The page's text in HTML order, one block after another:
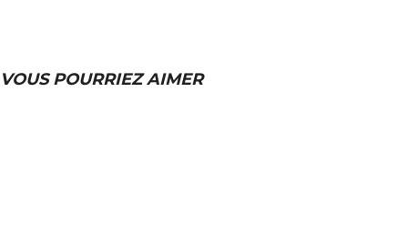
VOUS POURRIEZ AIMER